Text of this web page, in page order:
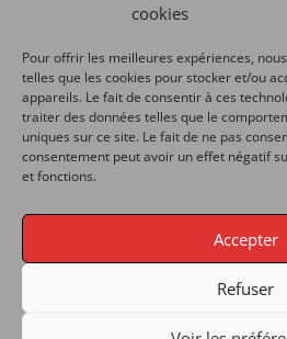
cookies
Pour offrir les meilleures expériences,
telles que les cookies pour stocker et/ou
appareils. Le fait de consentir à ces
traiter des données telles que le
uniques sur ce site. Le fait de ne pas
consentement peut avoir un effet négatif
et fonctions.
Accepter
Refuser